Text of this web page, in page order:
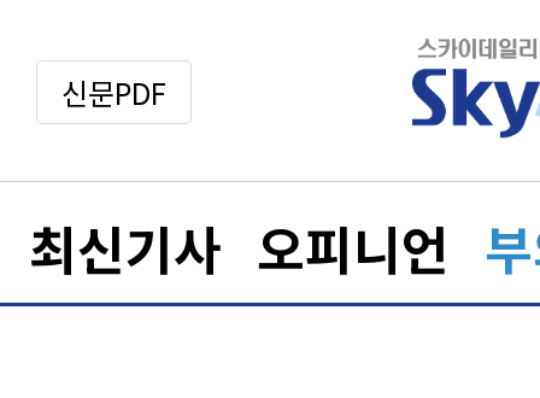
신문PDF
최신기사 오피니언